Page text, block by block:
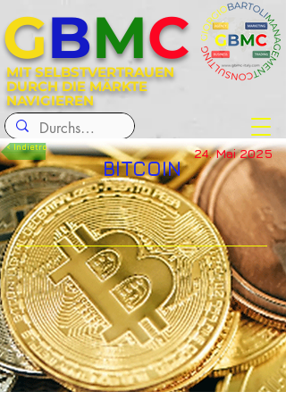
MIT SELBSTVERTRAUEN
DURCH DIE MÄRKTE
NAVIGIEREN
GBMC
< Indietro
BITCOIN
24. Mai 2025